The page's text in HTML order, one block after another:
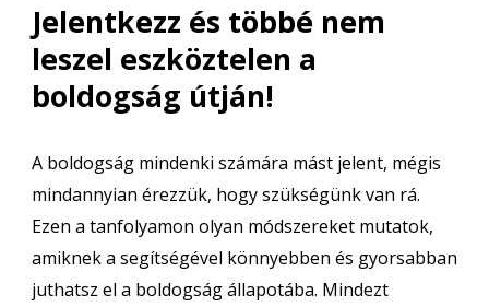
Jelentkezz és többé nem
leszel eszköztelen a
boldogság útján!
A boldogság mindenki számára mást jelent, mégis
mindannyian érezzük, hogy szükségünk van rá.
Ezen a tanfolyamon olyan módszereket mutatok,
amiknek a segítségével könnyebben és gyorsabban
juthatsz el a boldogság állapotába. Mindezt